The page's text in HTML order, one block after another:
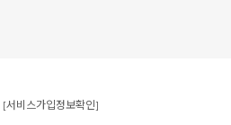
[서비스가입정보확인]